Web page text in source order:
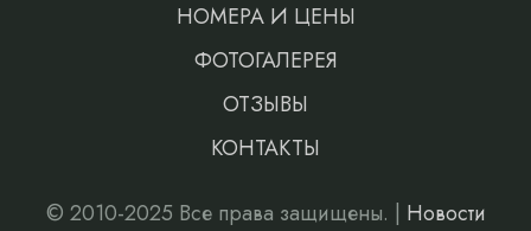
НОМЕРА И ЦЕНЫ
ФОТОГАЛЕРЕЯ
ОТЗЫВЫ
КОНТАКТЫ
© 2010-2025 Все права защищены. | Новости